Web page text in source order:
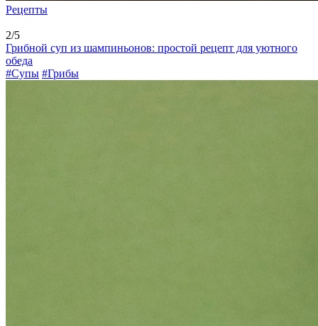
Рецепты
2/5
Грибной суп из шампиньонов: простой рецепт для уютного
обеда
#Супы #Грибы